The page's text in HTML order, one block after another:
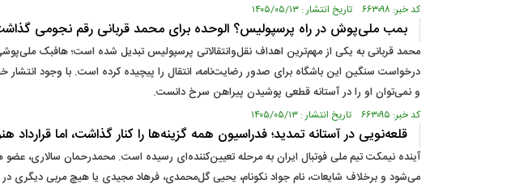
کد خبر: ۶۶۳۰۹۸ تاریخ انتشار : ۱۴۰۵/۰۵/۱۳
بمب ملی‌پوش در راه پرسپولیس؟ الوحده برای محمد قربانی رقم نجومی
محمد قربانی به یکی از مهم‌ترین اهداف نقل‌وانتقالاتی پرسپولیس تبدیل شده است؛ هافبک ملی‌پوشی
درخواست سنگین این باشگاه برای صدور رضایت‌نامه، انتقال را پیچیده کرده است. با وجود
و نمی‌توان او را در آستانه قطعی پوشیدن پیراهن سرخ دانست.
کد خبر: ۶۶۳۰۹۵ تاریخ انتشار : ۱۴۰۵/۰۵/۱۳
قلعه‌نویی در آستانه تمدید؛ فدراسیون همه گزینه‌ها را کنار گذاشت، اما
آینده نیمکت تیم ملی فوتبال ایران به مرحله تعیین‌کننده‌ای رسیده است. محمدرحمان سالاری، عضو
می‌شود و برخلاف شایعات، نام جواد نکونام، یحیی گل‌محمدی، فرهاد مجیدی یا هیچ مربی